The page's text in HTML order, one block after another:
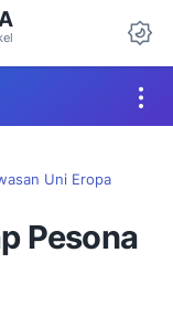
Uni Eropa
Pesona